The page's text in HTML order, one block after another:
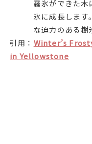
霧氷ができた木
氷に成長します
な迫力のある樹
引用： Winter’s
in Yellowstone